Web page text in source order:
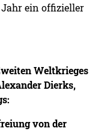
Jahr ein offizieller
Weltkrieges
Dierks,
von der